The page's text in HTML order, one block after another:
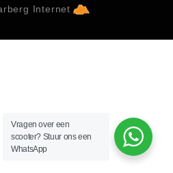
Internet
Vragen over een
scooter? Stuur ons een
WhatsApp